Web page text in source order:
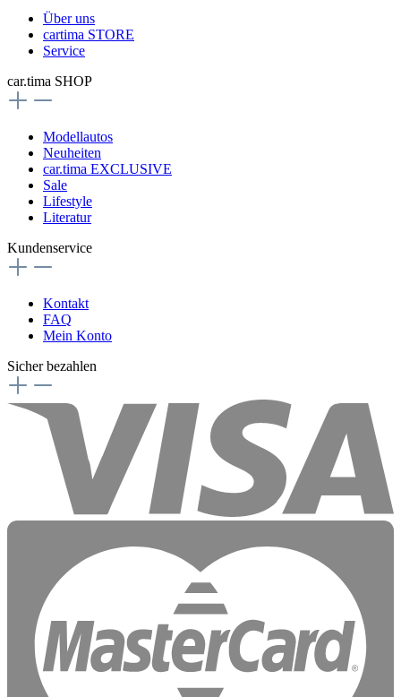
Über uns
cartima STORE
Service
car.tima SHOP
Modellautos
Neuheiten
car.tima EXCLUSIVE
Sale
Lifestyle
Literatur
Kundenservice
Kontakt
FAQ
Mein Konto
Sicher bezahlen